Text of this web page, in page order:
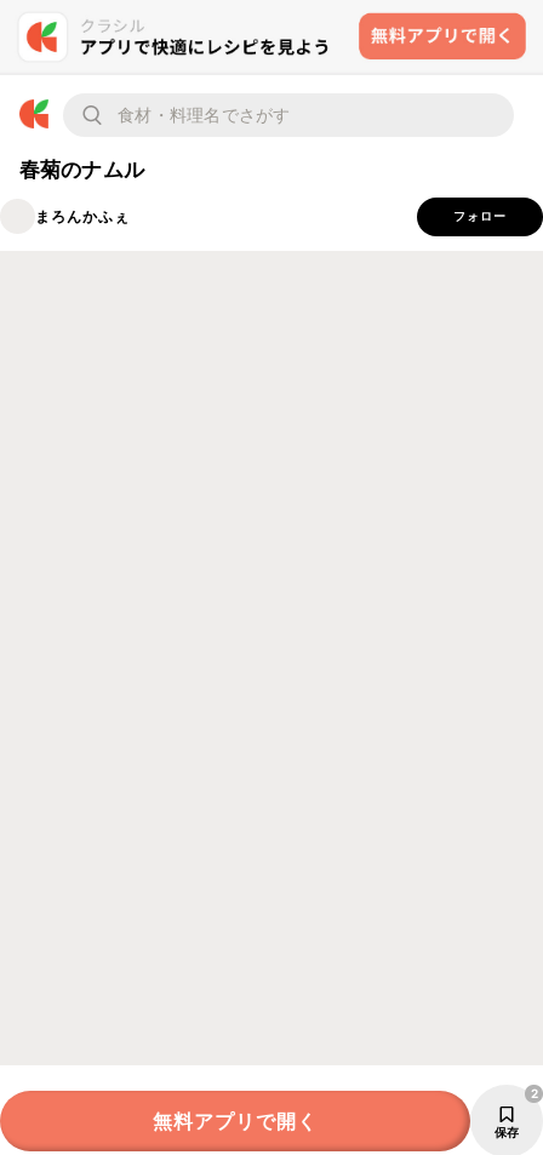
春菊のナムル
まろんかふぇ フォロー
無料アプリで開く 保存
2